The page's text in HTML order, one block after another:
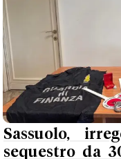
Sassuolo,
sequestro da